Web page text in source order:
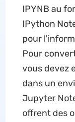
IPYNB au
IPython
pour
Pour
vous devez
dans un
Jupyter
offrent des